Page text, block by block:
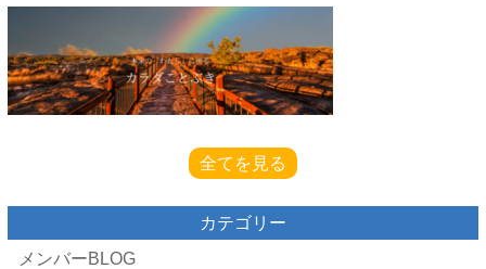
全てを見る
カテゴリー
メンバーBLOG